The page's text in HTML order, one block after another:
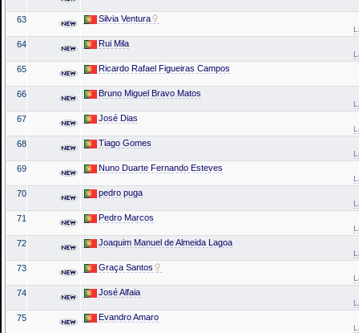
63 Silvia Ventura
64 Rui Mila
65 Ricardo Rafael Figueiras Campos
66 Bruno Miguel Bravo Matos
67 José Dias
68 Tiago Gomes
69 Nuno Duarte Fernando Esteves
70 pedro puga
71 Pedro Marcos
72 Joaquim Manuel de Almeida Lagoa
73 Graça Santos
74 José Alfaia
75 Evandro Amaro